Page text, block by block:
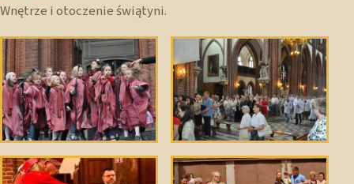
Wnętrze i otoczenie świątyni.